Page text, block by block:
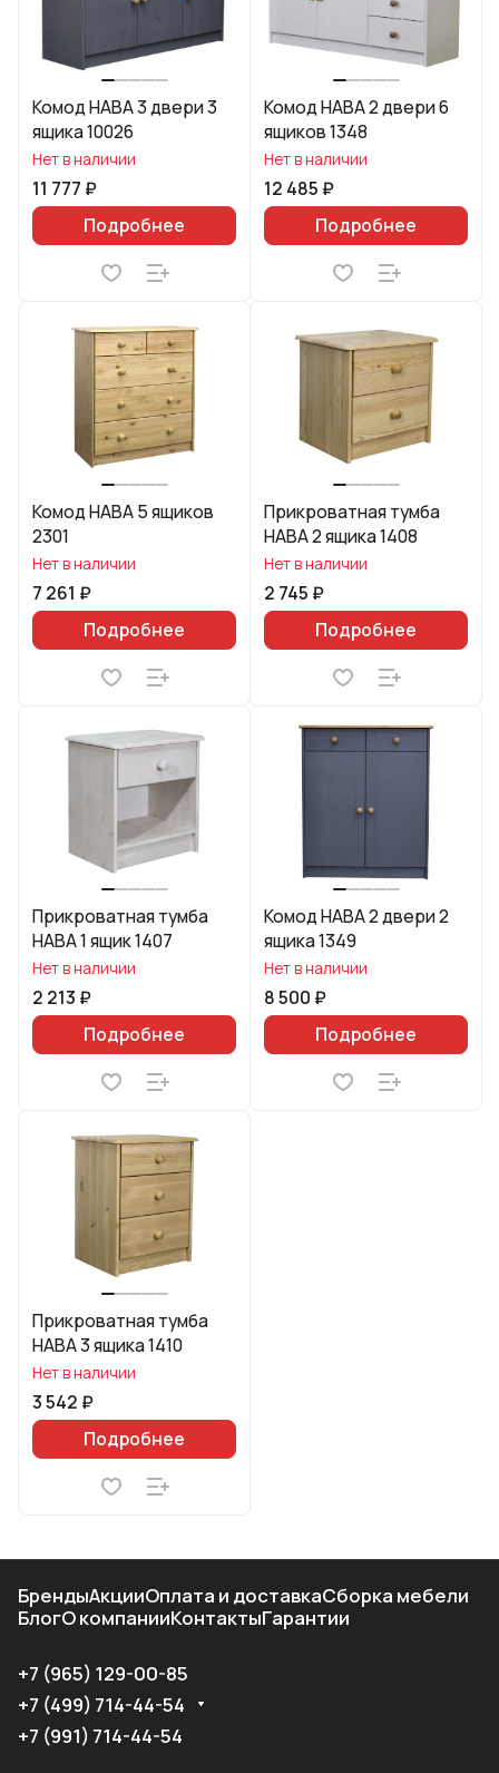
Комод HABA 3 двери 3
ящика 10026
Нет в наличии
11 777 ₽
Подробнее
Комод HABA 2 двери 6
ящиков 1348
Нет в наличии
12 485 ₽
Подробнее
Комод HABA 5 ящиков
2301
Нет в наличии
7 261 ₽
Подробнее
Прикроватная тумба
HABA 2 ящика 1408
Нет в наличии
2 745 ₽
Подробнее
Прикроватная тумба
HABA 1 ящик 1407
Нет в наличии
2 213 ₽
Подробнее
Комод HABA 2 двери 2
ящика 1349
Нет в наличии
8 500 ₽
Подробнее
Прикроватная тумба
HABA 3 ящика 1410
Нет в наличии
3 542 ₽
Подробнее
БрендыАкцииОплата и доставкаСборка мебели
БлогО компанииКонтактыГарантии
+7 (965) 129-00-85
+7 (499) 714-44-54
+7 (991) 714-44-54